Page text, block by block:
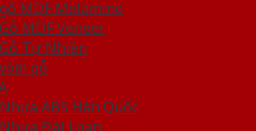
MDF Melamine
MDF Veneer
Tự Nhiên
gỗ
ABS Hàn Quốc
Đài Loan